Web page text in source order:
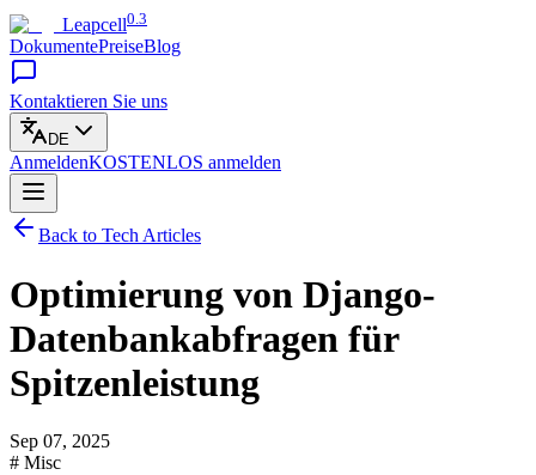
Leapcell0.3
DokumentePreiseBlog
Kontaktieren Sie uns
DE
AnmeldenKOSTENLOS anmelden
Back to Tech Articles
Optimierung von Django-
Datenbankabfragen für
Spitzenleistung
Sep 07, 2025
# Misc